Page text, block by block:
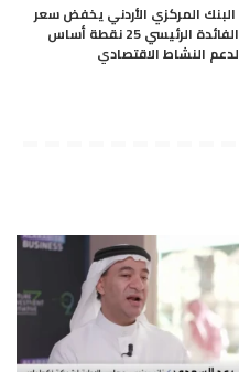
البنك المركزي الأردني يخفض سعر
الفائدة الرئيسي 25 نقطة أساس
لدعم النشاط الاقتصادي